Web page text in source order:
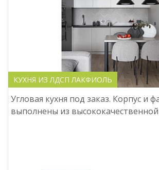
КУХНЯ ИЗ ЛДСП ЛАКФИОЛЬ
Угловая кухня под заказ. Корпус и
выполнены из